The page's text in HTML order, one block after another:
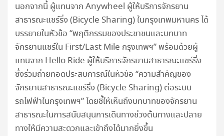
นอกจากนี้ ผู้แทนจาก Anywheel ผู้ให้บริการจักรยาน
สาธารณะแชร์ริ่ง (Bicycle Sharing) ในกรุงเทพมหานคร ได้
บรรยายในหัวข้อ “พฤติกรรมของประชาชนและบทบาท
จักรยานแชร์ใน First/Last Mile กรุงเทพฯ” พร้อมด้วยผู้
แทนจาก Hello Ride ผู้ให้บริการจักรยานสาธารณะแชร์ริ่ง
ซึ่งร่วมถ่ายทอดประสบการณ์ในหัวข้อ “ความสำคัญของ
จักรยานสาธารณะแชร์ริ่ง (Bicycle Sharing) ต่อระบบ
รถไฟฟ้าในกรุงเทพฯ” โดยชี้ให้เห็นถึงบทบาทของจักรยาน
สาธารณะในการสนับสนุนการเดินทางช่วงต้นทางและปลาย
ทางให้มีความสะดวกและเข้าถึงได้มากยิ่งขึ้น